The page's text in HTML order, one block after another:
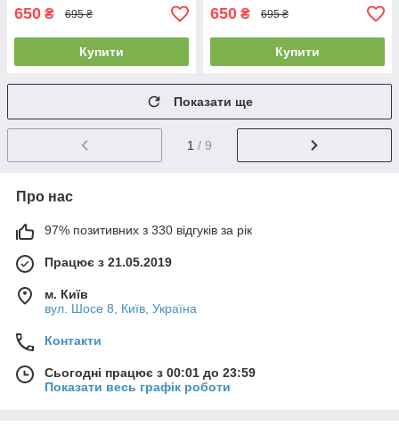
650 ₴ 695 ₴
Купити
650 ₴ 695 ₴
Купити
Показати ще
1 / 9
Про нас
97% позитивних з 330 відгуків за рік
Працює з 21.05.2019
м. Київ
вул. Шосе 8, Київ, Україна
Контакти
Сьогодні працює з 00:01 до 23:59
Показати весь графік роботи